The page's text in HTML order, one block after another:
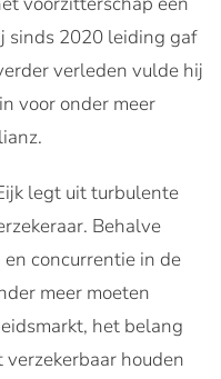
sinds 2020 leiding gaf
verleden vulde hij
voor onder meer
legt uit turbulente
Behalve
concurrentie in de
meer moeten
het belang
houden